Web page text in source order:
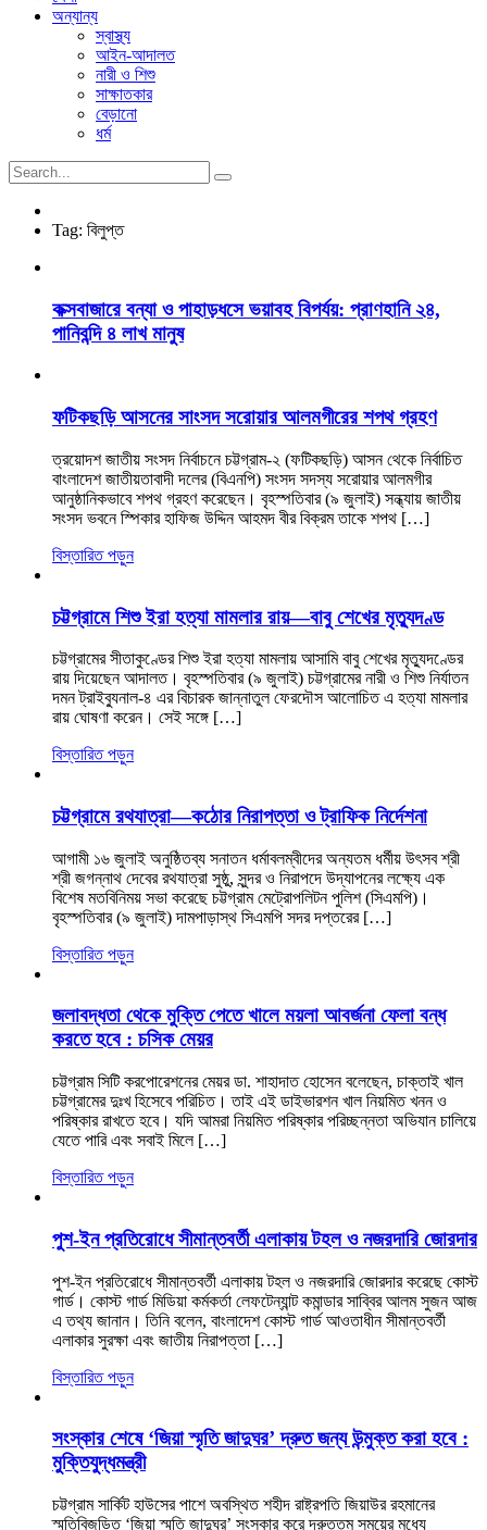
অন্যান্য
স্বাস্থ্য
আইন-আদালত
নারী ও শিশু
সাক্ষাতকার
বেড়ানো
ধর্ম
Tag: বিলুপ্ত
কক্সবাজারে বন্যা ও পাহাড়ধসে ভয়াবহ বিপর্যয়: প্রাণহানি ২৪,
পানিবন্দি ৪ লাখ মানুষ
ফটিকছড়ি আসনের সাংসদ সরোয়ার আলমগীরের শপথ গ্রহণ
ত্রয়োদশ জাতীয় সংসদ নির্বাচনে চট্টগ্রাম-২ (ফটিকছড়ি) আসন থেকে নির্বাচিত
বাংলাদেশ জাতীয়তাবাদী দলের (বিএনপি) সংসদ সদস্য সরোয়ার আলমগীর
আনুষ্ঠানিকভাবে শপথ গ্রহণ করেছেন। বৃহস্পতিবার (৯ জুলাই) সন্ধ্যায় জাতীয়
সংসদ ভবনে স্পিকার হাফিজ উদ্দিন আহমদ বীর বিক্রম তাকে শপথ […]
বিস্তারিত পড়ুন
চট্টগ্রামে শিশু ইরা হত্যা মামলার রায়—বাবু শেখের মৃত্যুদণ্ড
চট্টগ্রামের সীতাকুণ্ডের শিশু ইরা হত্যা মামলায় আসামি বাবু শেখের মৃত্যুদণ্ডের
রায় দিয়েছেন আদালত। বৃহস্পতিবার (৯ জুলাই) চট্টগ্রামের নারী ও শিশু নির্যাতন
দমন ট্রাইব্যুনাল-৪ এর বিচারক জান্নাতুল ফেরদৌস আলোচিত এ হত্যা মামলার
রায় ঘোষণা করেন। সেই সঙ্গে […]
বিস্তারিত পড়ুন
চট্টগ্রামে রথযাত্রা—কঠোর নিরাপত্তা ও ট্রাফিক নির্দেশনা
আগামী ১৬ জুলাই অনুষ্ঠিতব্য সনাতন ধর্মাবলম্বীদের অন্যতম ধর্মীয় উৎসব শ্রী
শ্রী জগন্নাথ দেবের রথযাত্রা সুষ্ঠু, সুন্দর ও নিরাপদে উদ্‌যাপনের লক্ষ্যে এক
বিশেষ মতবিনিময় সভা করেছে চট্টগ্রাম মেট্রোপলিটন পুলিশ (সিএমপি)।
বৃহস্পতিবার (৯ জুলাই) দামপাড়াস্থ সিএমপি সদর দপ্তরের […]
বিস্তারিত পড়ুন
জলাবদ্ধতা থেকে মুক্তি পেতে খালে ময়লা আবর্জনা ফেলা বন্ধ
করতে হবে : চসিক মেয়র
চট্টগ্রাম সিটি করপোরেশনের মেয়র ডা. শাহাদাত হোসেন বলেছেন, চাক্তাই খাল
চট্টগ্রামের দুঃখ হিসেবে পরিচিত। তাই এই ডাইভারশন খাল নিয়মিত খনন ও
পরিষ্কার রাখতে হবে। যদি আমরা নিয়মিত পরিষ্কার পরিচ্ছন্নতা অভিযান চালিয়ে
যেতে পারি এবং সবাই মিলে […]
বিস্তারিত পড়ুন
পুশ-ইন প্রতিরোধে সীমান্তবর্তী এলাকায় টহল ও নজরদারি জোরদার
পুশ-ইন প্রতিরোধে সীমান্তবর্তী এলাকায় টহল ও নজরদারি জোরদার করেছে কোস্ট
গার্ড। কোস্ট গার্ড মিডিয়া কর্মকর্তা লেফটেন্যান্ট কমান্ডার সাব্বির আলম সুজন আজ
এ তথ্য জানান। তিনি বলেন, বাংলাদেশ কোস্ট গার্ড আওতাধীন সীমান্তবর্তী
এলাকার সুরক্ষা এবং জাতীয় নিরাপত্তা […]
বিস্তারিত পড়ুন
সংস্কার শেষে ‘জিয়া স্মৃতি জাদুঘর’ দ্রুত জন্য উন্মুক্ত করা হবে :
মুক্তিযুদ্ধমন্ত্রী
চট্টগ্রাম সার্কিট হাউসের পাশে অবস্থিত শহীদ রাষ্ট্রপতি জিয়াউর রহমানের
স্মৃতিবিজড়িত ‘জিয়া স্মৃতি জাদুঘর’ সংস্কার করে দ্রুততম সময়ের মধ্যে